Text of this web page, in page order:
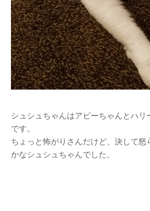
シュシュちゃんはアビーちゃんとハリ
です。
ちょっと怖がりさんだけど、決して怒
かなシュシュちゃんでした。